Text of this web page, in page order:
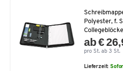
Polyester, f.
ab €
pro St. ab 3 St.
Lieferzeit: